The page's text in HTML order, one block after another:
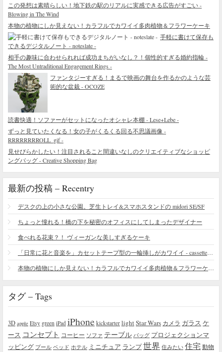
この発想は素晴らしい！地下鉄の駅のリアルに実感できる広告がすごい -
Blowing in The Wind
本物の植物にしか見えない！カラフルでカワイイ多肉植物＆フラワーケーキ
手軽に書けて保存も
できるデジタルノート - noteslate -
相手の趣味に合わせられれば成功まちがいなし？！個性的すぎる婚約指輪 -
The Most Untraditional Engagement Rings -
ファンタジーすぎる！まるで映画の舞台を作るかのような芸
術的な盆栽 - OCOZE
読書快適！ソファーがセットになったオシャレ本棚 - Lese+Lebe -
ずっと見ていたくなる！女の子がくるくる回る不思議画像 -
RRRRRRRROLL_gif -
見せびらかしたい！注目されること間違いなしのクリエイティブなショッピ
ングバッグ - Creative Shopping Bag
最新の投稿 – Recentry
デスクの上の小さな公園。芝生トレイ&スマホスタンドの midori SE/SF
ちょっと憧れる！橋の下を秘密のオフィスにしてしまったデザイナー
食べれる花束？！ ヴィーガンな美しすぎるケーキ
タグ – Tags
3D apple Etsy green iPad iPhone kickstarter lightStar Wars カメラ ガラス ケ
ース コンセプト コーヒー ソファ テーブル バッグ プロジェクションマ
ッピング プール ベッド ホテル ミニチュア ランプ世界 住みたい 住宅 動物